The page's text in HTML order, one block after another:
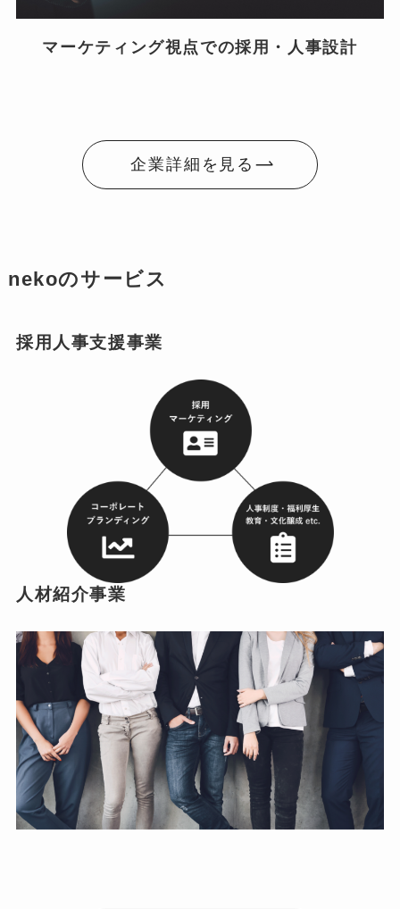
マーケティング視点での採用・人事設計
企業詳細を見る
nekoのサービス
採用人事支援事業
人材紹介事業